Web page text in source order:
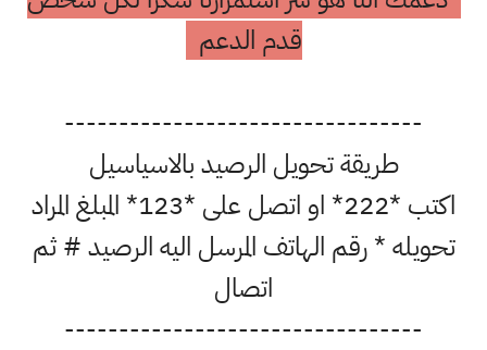
قدم الدعم
---------------------------------
طريقة تحويل الرصيد بالاسياسيل
اكتب *222* او اتصل على *123* المبلغ المراد
تحويله * رقم الهاتف المرسل اليه الرصيد # ثم
اتصال
---------------------------------